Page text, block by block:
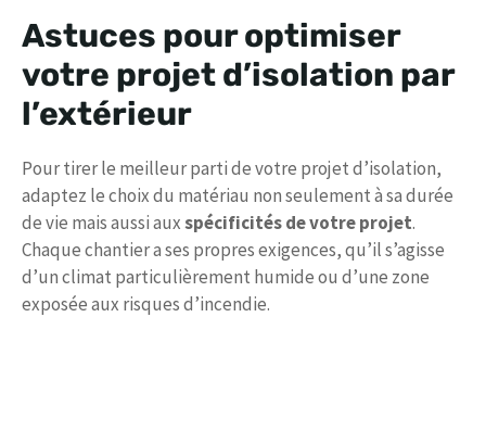
Astuces pour optimiser
votre projet d’isolation par
l’extérieur
Pour tirer le meilleur parti de votre projet d’isolation,
adaptez le choix du matériau non seulement à sa durée
de vie mais aussi auxspécificités de votre projet.
Chaque chantier a ses propres exigences, qu’il s’agisse
d’un climat particulièrement humide ou d’une zone
exposée aux risques d’incendie.